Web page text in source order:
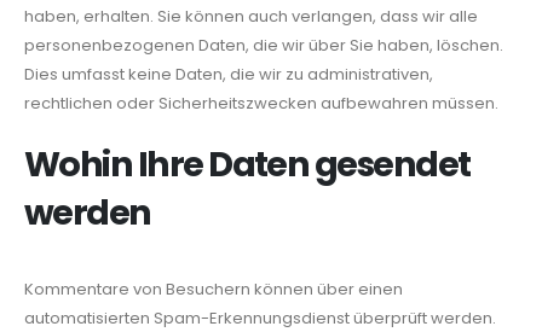
haben, erhalten. Sie können auch verlangen, dass wir alle
personenbezogenen Daten, die wir über Sie haben, löschen.
Dies umfasst keine Daten, die wir zu administrativen,
rechtlichen oder Sicherheitszwecken aufbewahren müssen.
Wohin Ihre Daten gesendet
werden
Kommentare von Besuchern können über einen
automatisierten Spam-Erkennungsdienst überprüft werden.